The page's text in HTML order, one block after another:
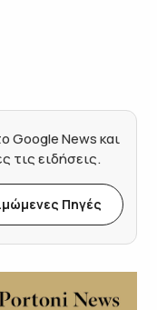
Google News και
τις ειδήσεις.
Πηγές